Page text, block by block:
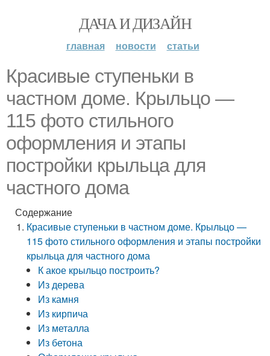
ДАЧА И ДИЗАЙН
главная новости статьи
Красивые ступеньки в
частном доме. Крыльцо —
115 фото стильного
оформления и этапы
постройки крыльца для
частного дома
Содержание
Красивые ступеньки в частном доме. Крыльцо —
115 фото стильного оформления и этапы постройки
крыльца для частного дома
К акое крыльцо построить?
Из дерева
Из камня
Из кирпича
Из металла
Из бетона